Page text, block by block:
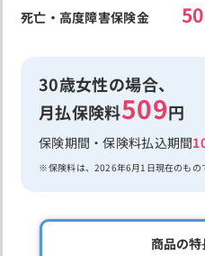
死亡・高度障害保険金
30歳女性の場合、
月払保険料509円
保険期間・保険料払込期間
保険料は、2026年6月1日現在のもの
商品の特